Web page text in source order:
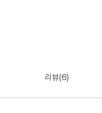
리뷰(6)